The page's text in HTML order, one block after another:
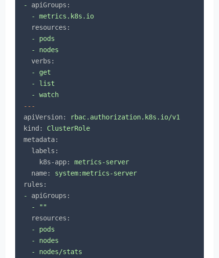
-
apiGroups:
-
metrics.k8s.io
resources:
-
pods
-
nodes
verbs:
-
get
-
list
-
watch
---
apiVersion:
rbac.authorization.k8s.io/v1
kind:
ClusterRole
metadata:
labels:
k8s-app:
metrics-server
name:
system:metrics-server
rules:
-
apiGroups:
-
""
resources:
-
pods
-
nodes
-
nodes/stats